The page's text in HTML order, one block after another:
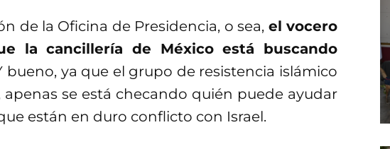
de la Oficina de Presidencia, o sea, el vocero
la cancillería de México está buscando
bueno, ya que el grupo de resistencia islámico
se está checando quién puede ayudar
están en duro conflicto con Israel.